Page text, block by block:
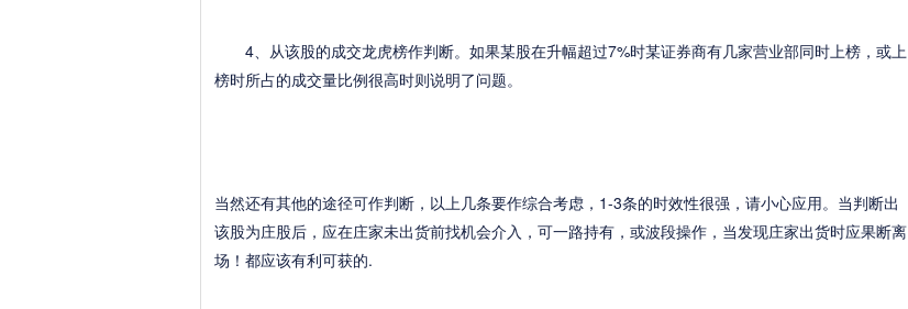
4、从该股的成交龙虎榜作判断。如果某股在升幅超过7%时某证券商有几家营业部同时上榜，或上
榜时所占的成交量比例很高时则说明了问题。
当然还有其他的途径可作判断，以上几条要作综合考虑，1-3条的时效性很强，请小心应用。当判断出
该股为庄股后，应在庄家未出货前找机会介入，可一路持有，或波段操作，当发现庄家出货时应果断离
场！都应该有利可获的.